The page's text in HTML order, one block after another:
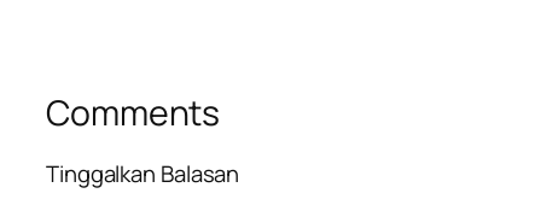
Comments
Tinggalkan Balasan